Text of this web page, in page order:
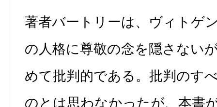
著者バートリーは、ヴィトゲ
の人格に尊敬の念を隠さない
めて批判的である。批判のす
のとは思わなかったが、本書